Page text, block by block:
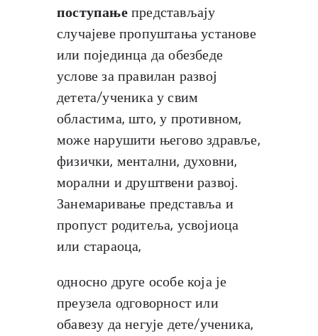
поступање представљају
случајеве пропуштања установе
или појединца да обезбеде
услове за правилан развој
детета/ученика у свим
областима, што, у противном,
може нарушити његово здравље,
физички, ментални, духовни,
морални и друштвени развој.
Занемаривање представља и
пропуст родитеља, усвојиоца
или стараоца,
односно друге особе која је
преузела одговорност или
обавезу да негује дете/ученика,